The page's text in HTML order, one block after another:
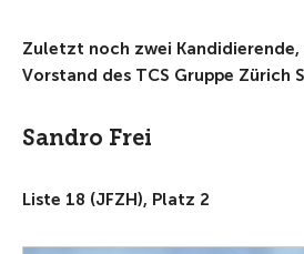
Zuletzt noch zwei Kandidierende,
Vorstand des TCS Gruppe Zürich
Sandro Frei
Liste 18 (JFZH), Platz 2